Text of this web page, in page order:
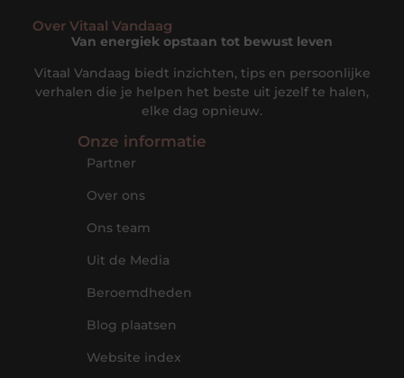
Over Vitaal Vandaag
Van energiek opstaan tot bewust leven
Vitaal Vandaag biedt inzichten, tips en persoonlijke
verhalen die je helpen het beste uit jezelf te halen,
elke dag opnieuw.
Onze informatie
Partner
Over ons
Ons team
Uit de Media
Beroemdheden
Blog plaatsen
Website index